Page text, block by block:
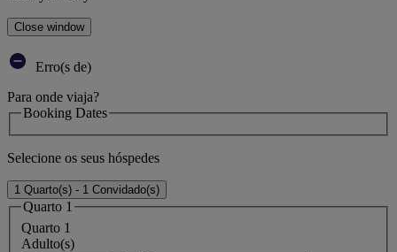
Close window
Erro(s de)
Para onde viaja?
Booking Dates
Selecione os seus hóspedes
1 Quarto(s) - 1 Convidado(s)
Quarto 1
Quarto 1
Adulto(s)